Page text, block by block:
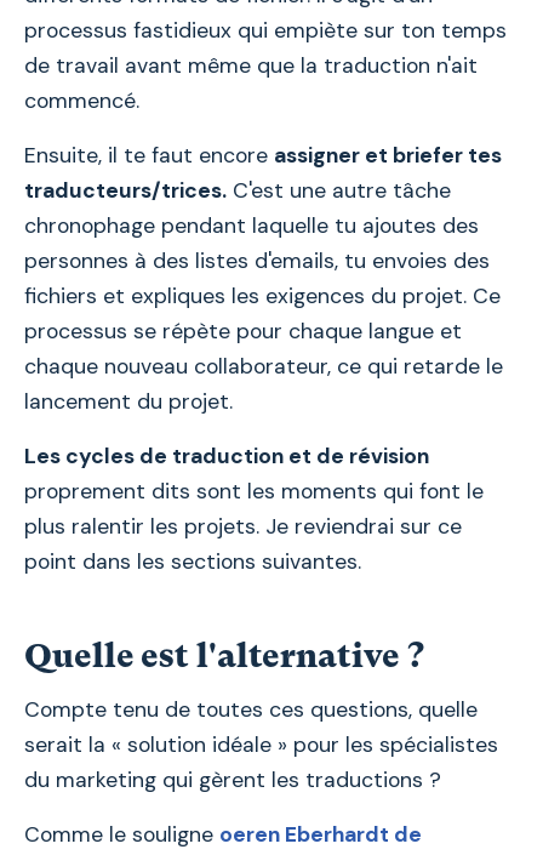
processus fastidieux qui empiète sur ton temps
de travail avant même que la traduction n'ait
commencé.
Ensuite, il te faut encore assigner et briefer tes
traducteurs/trices. C'est une autre tâche
chronophage pendant laquelle tu ajoutes des
personnes à des listes d'emails, tu envoies des
fichiers et expliques les exigences du projet. Ce
processus se répète pour chaque langue et
chaque nouveau collaborateur, ce qui retarde le
lancement du projet.
Les cycles de traduction et de révision
proprement dits sont les moments qui font le
plus ralentir les projets. Je reviendrai sur ce
point dans les sections suivantes.
Quelle est l'alternative ?
Compte tenu de toutes ces questions, quelle
serait la « solution idéale » pour les spécialistes
du marketing qui gèrent les traductions ?
Comme le souligne oeren Eberhardt de